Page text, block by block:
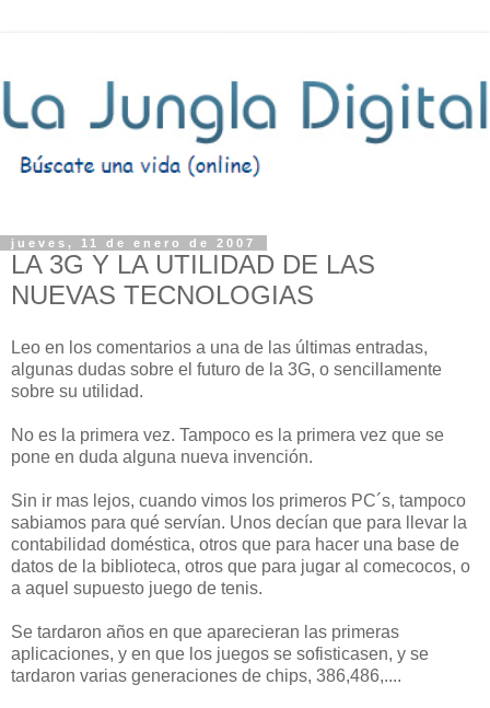
jueves, 11 de enero de 2007
LA 3G Y LA UTILIDAD DE LAS
NUEVAS TECNOLOGIAS
Leo en los comentarios a una de las últimas entradas,
algunas dudas sobre el futuro de la 3G, o sencillamente
sobre su utilidad.
No es la primera vez. Tampoco es la primera vez que se
pone en duda alguna nueva invención.
Sin ir mas lejos, cuando vimos los primeros PC´s, tampoco
sabiamos para qué servían. Unos decían que para llevar la
contabilidad doméstica, otros que para hacer una base de
datos de la biblioteca, otros que para jugar al comecocos, o
a aquel supuesto juego de tenis.
Se tardaron años en que aparecieran las primeras
aplicaciones, y en que los juegos se sofisticasen, y se
tardaron varias generaciones de chips, 386,486,....